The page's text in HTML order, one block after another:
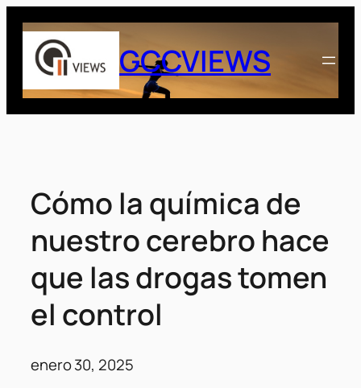
Saltar
contenido
GCCVIEWS
Cómo la química de
nuestro cerebro hace
que las drogas tomen
el control
enero 30, 2025